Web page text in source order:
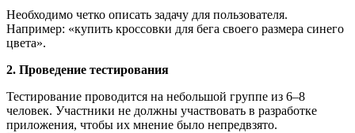
Необходимо четко описать задачу для пользователя.
Например: «купить кроссовки для бега своего размера синего
цвета».
2. Проведение тестирования
Тестирование проводится на небольшой группе из 6–8
человек. Участники не должны участвовать в разработке
приложения, чтобы их мнение было непредвзято.